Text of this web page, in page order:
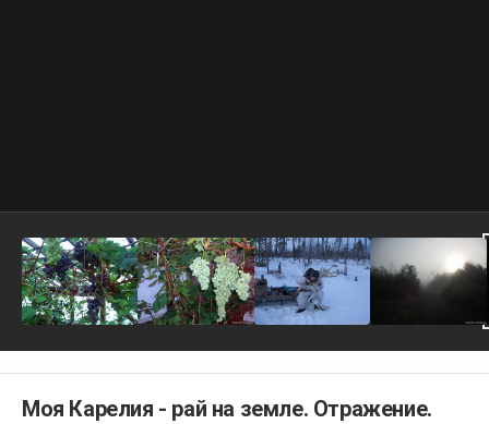
Моя Карелия - рай на земле. Отражение.